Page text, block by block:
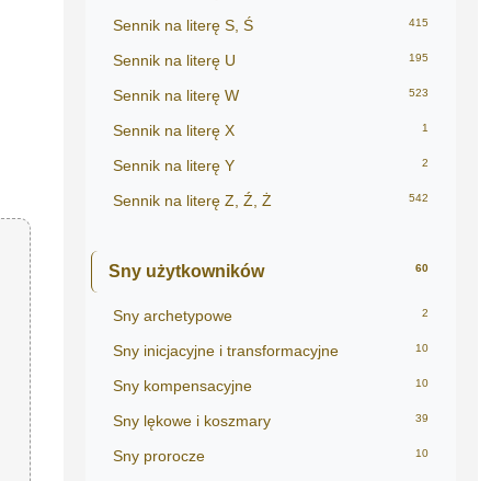
Sennik na literę S, Ś 415
Sennik na literę U 195
Sennik na literę W 523
Sennik na literę X 1
Sennik na literę Y 2
Sennik na literę Z, Ź, Ż 542
Sny użytkowników 60
Sny archetypowe 2
Sny inicjacyjne i transformacyjne 10
Sny kompensacyjne 10
Sny lękowe i koszmary 39
Sny prorocze 10